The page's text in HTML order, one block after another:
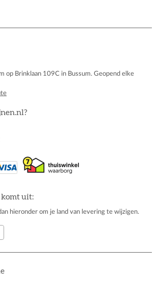
op Brinklaan 109C in Bussum. Geopend elke
komt uit:
hieronder om je land van levering te wijzigen.